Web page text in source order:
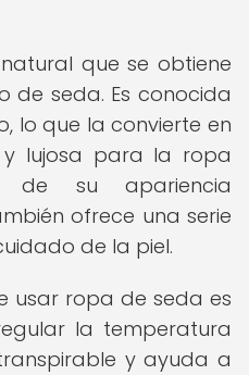
que se obtiene
de seda. Es conocida
lo que la convierte en
lujosa para la ropa
de su apariencia
ofrece una serie
de la piel.
usar ropa de seda es
la temperatura
y ayuda a